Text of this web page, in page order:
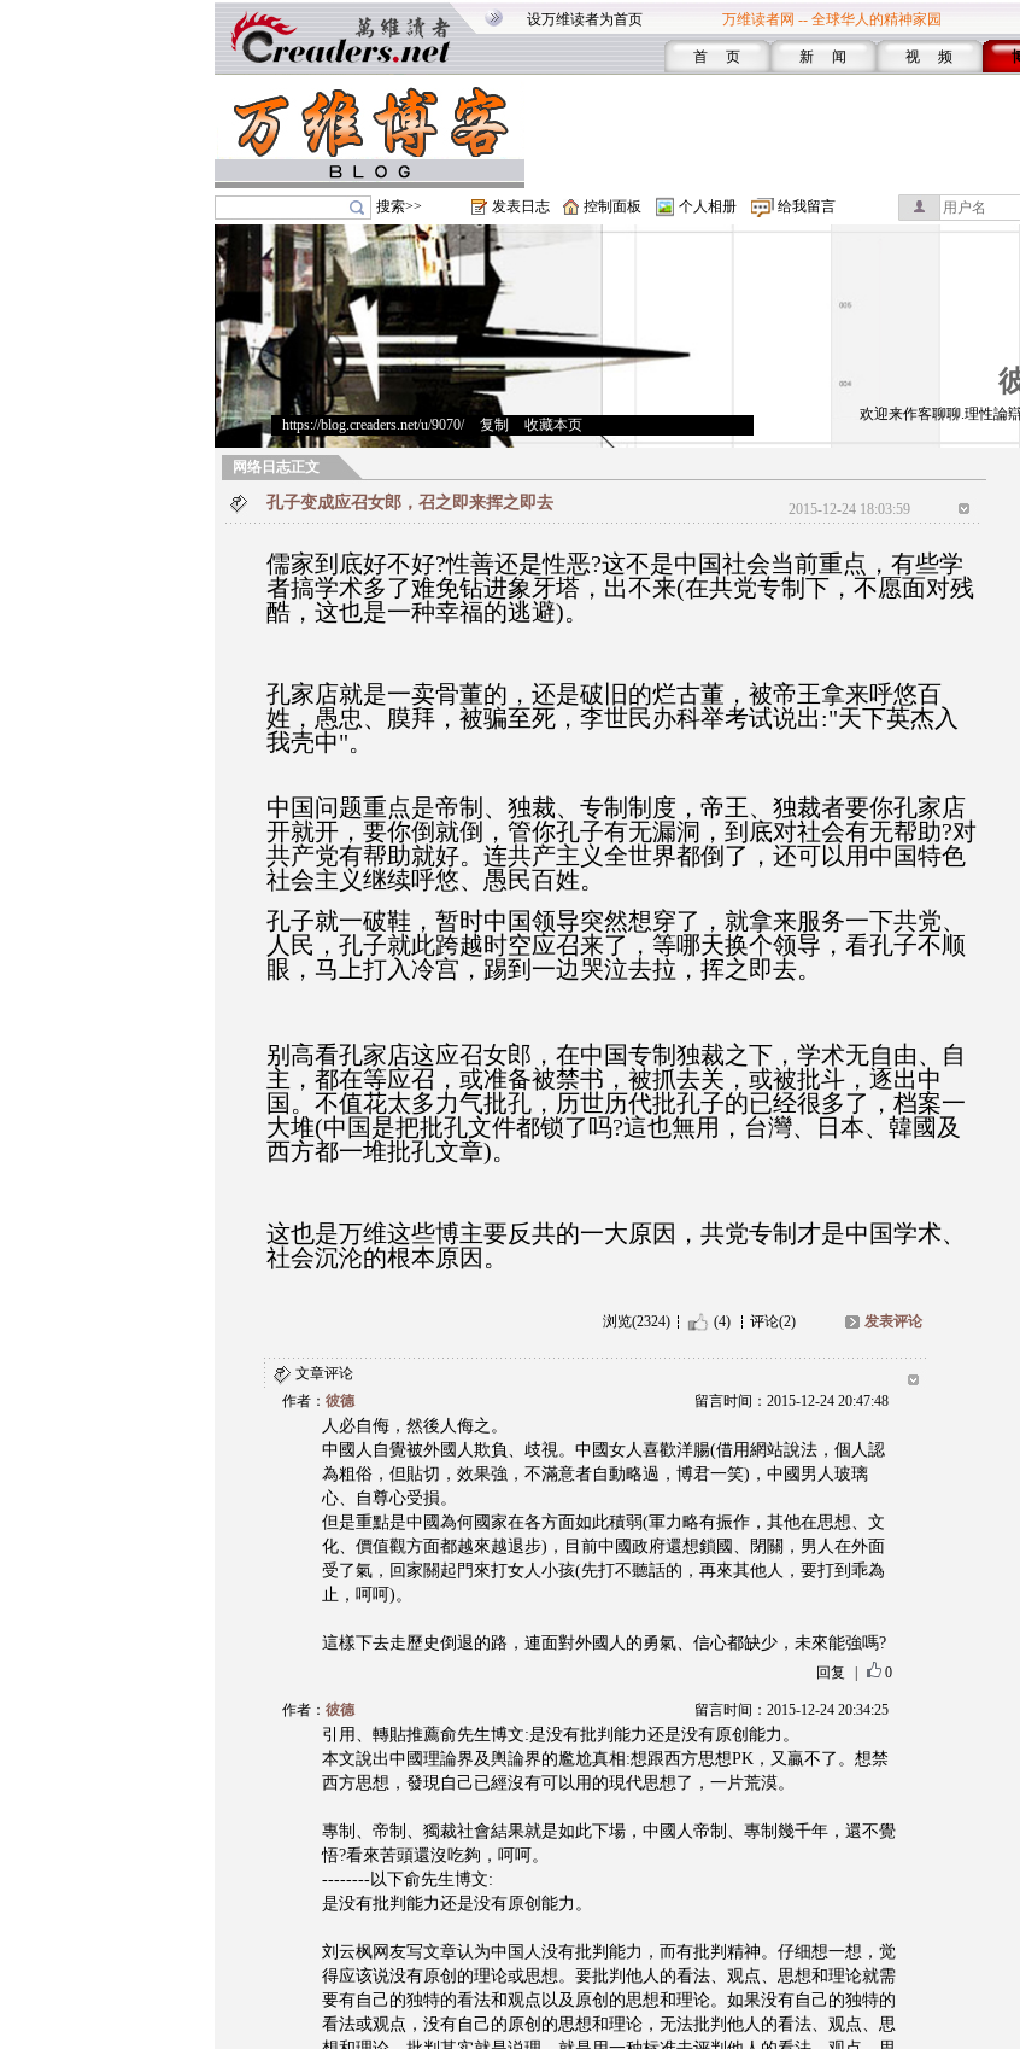
设万维读者为首页 万维读者网 -- 全球华人的精神家园
首 页 新 闻 视 频
搜索>> 发表日志 控制面板 个人相册 给我留言
https://blog.creaders.net/u/9070/> 复制 收藏本页
欢迎来作客聊聊.理性論
网络日志正文
孔子变成应召女郎，召之即来挥之即去 2015-12-24 18:03:59
儒家到底好不好?性善还是性恶?这不是中国社会当前重点，有些学
者搞学术多了难免钻进象牙塔，出不来(在共党专制下，不愿面对残
酷，这也是一种幸福的逃避)。
孔家店就是一卖骨董的，还是破旧的烂古董，被帝王拿来呼悠百
姓，愚忠、膜拜，被骗至死，李世民办科举考试说出:"天下英杰入
我壳中"。
中国问题重点是帝制、独裁、专制制度，帝王、独裁者要你孔家店
开就开，要你倒就倒，管你孔子有无漏洞，到底对社会有无帮助?对
共产党有帮助就好。连共产主义全世界都倒了，还可以用中国特色
社会主义继续呼悠、愚民百姓。
孔子就一破鞋，暂时中国领导突然想穿了，就拿来服务一下共党、
人民，孔子就此跨越时空应召来了，等哪天换个领导，看孔子不顺
眼，马上打入冷宫，踢到一边哭泣去拉，挥之即去。
别高看孔家店这应召女郎，在中国专制独裁之下，学术无自由、自
主，都在等应召，或准备被禁书，被抓去关，或被批斗，逐出中
国。不值花太多力气批孔，历世历代批孔子的已经很多了，档案一
大堆(中国是把批孔文件都锁了吗?這也無用，台灣、日本、韓國及
西方都一堆批孔文章)。
这也是万维这些博主要反共的一大原因，共党专制才是中国学术、
社会沉沦的根本原因。
浏览(2324) (4) 评论(2) 发表评论
文章评论
作者： 彼德 留言时间：2015-12-24 20:47:48
人必自侮，然後人侮之。
中國人自覺被外國人欺負、歧視。中國女人喜歡洋腸(借用網站說法，個人認
為粗俗，但貼切，效果強，不滿意者自動略過，博君一笑)，中國男人玻璃
心、自尊心受損。
但是重點是中國為何國家在各方面如此積弱(軍力略有振作，其他在思想、文
化、價值觀方面都越來越退步)，目前中國政府還想鎖國、閉關，男人在外面
受了氣，回家關起門來打女人小孩(先打不聽話的，再來其他人，要打到乖為
止，呵呵)。
這樣下去走歷史倒退的路，連面對外國人的勇氣、信心都缺少，未來能強嗎?
回复 0
作者： 彼德 留言时间：2015-12-24 20:34:25
引用、轉貼推薦俞先生博文:是没有批判能力还是没有原创能力。
本文說出中國理論界及輿論界的尷尬真相:想跟西方思想PK，又贏不了。想禁
西方思想，發現自己已經沒有可以用的現代思想了，一片荒漠。
專制、帝制、獨裁社會結果就是如此下場，中國人帝制、專制幾千年，還不覺
悟?看來苦頭還沒吃夠，呵呵。
--------以下俞先生博文:
是没有批判能力还是没有原创能力。
刘云枫网友写文章认为中国人没有批判能力，而有批判精神。仔细想一想，觉
得应该说没有原创的理论或思想。要批判他人的看法、观点、思想和理论就需
要有自己的独特的看法和观点以及原创的思想和理论。如果没有自己的独特的
看法或观点，没有自己的原创的思想和理论，无法批判他人的看法、观点、思